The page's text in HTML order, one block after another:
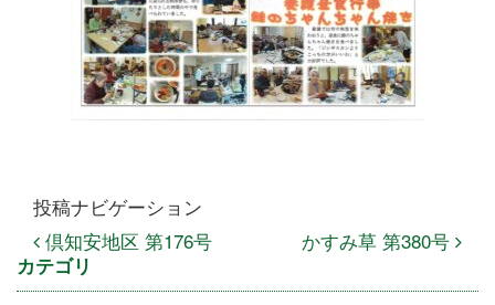
投稿ナビゲーション
倶知安地区 第176号
かすみ草 第380号
カテゴリ